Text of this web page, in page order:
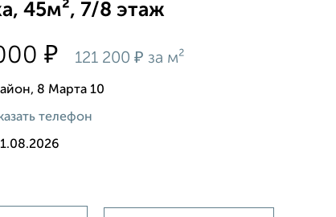
45м², 7/8 этаж
₽ 121 200₽ за м²
8 Марта 10
телефон